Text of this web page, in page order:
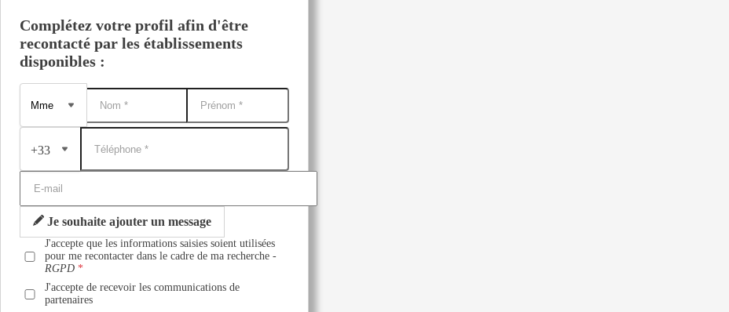
Complétez votre profil afin d'être
recontacté par les établissements
disponibles :
+33
Je souhaite ajouter un message
J'accepte que les informations saisies soient utilisées
pour me recontacter dans le cadre de ma recherche -
RGPD
J'accepte de recevoir les communications de
partenaires